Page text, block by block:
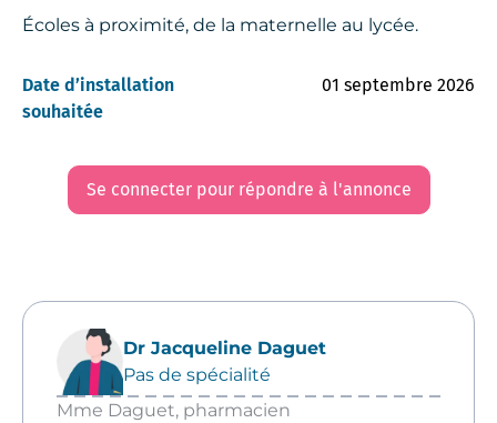
Écoles à proximité, de la maternelle au lycée.
Date d’installation
souhaitée
01 septembre 2026
Se connecter pour répondre à l'annonce
Dr Jacqueline Daguet
Pas de spécialité
Mme Daguet, pharmacien